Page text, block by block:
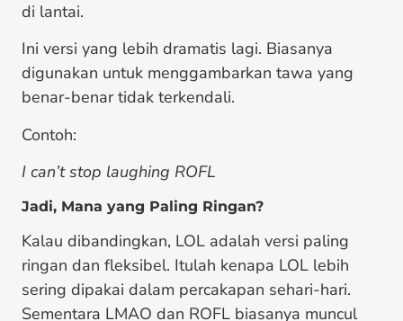
di lantai.
Ini versi yang lebih dramatis lagi. Biasanya
digunakan untuk menggambarkan tawa yang
benar-benar tidak terkendali.
Contoh:
I can’t stop laughing ROFL
Jadi, Mana yang Paling Ringan?
Kalau dibandingkan, LOL adalah versi paling
ringan dan fleksibel. Itulah kenapa LOL lebih
sering dipakai dalam percakapan sehari-hari.
Sementara LMAO dan ROFL biasanya muncul